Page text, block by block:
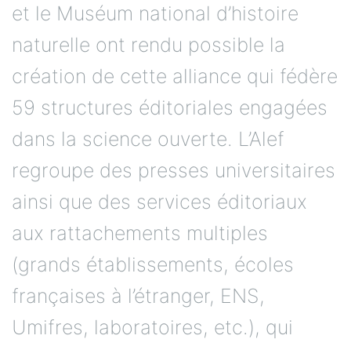
et le Muséum national d’histoire
naturelle ont rendu possible la
création de cette alliance qui fédère
59 structures éditoriales engagées
dans la science ouverte. L’Alef
regroupe des presses universitaires
ainsi que des services éditoriaux
aux rattachements multiples
(grands établissements, écoles
françaises à l’étranger, ENS,
Umifres, laboratoires, etc.), qui